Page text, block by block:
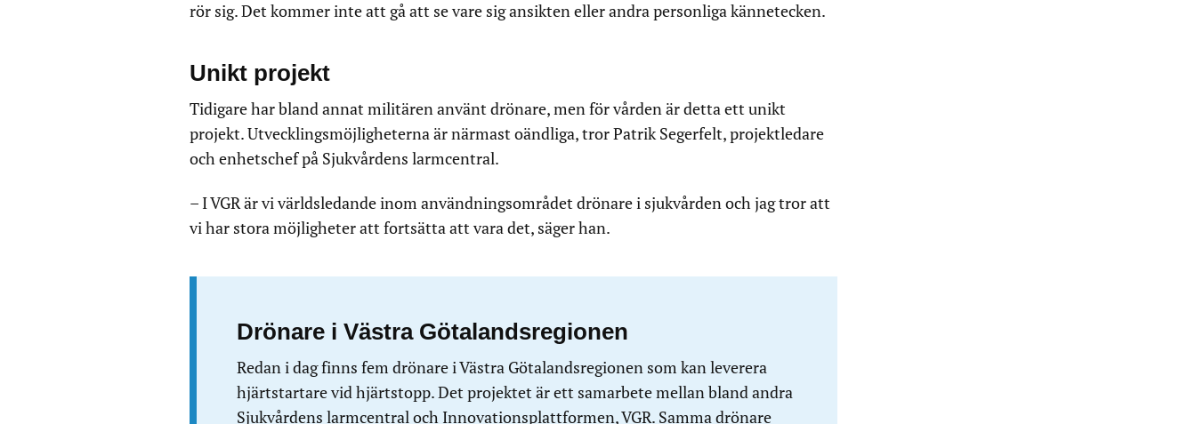
rör sig. Det kommer inte att gå att se vare sig ansikten eller andra personliga kännetecken.
Unikt projekt
Tidigare har bland annat militären använt drönare, men för vården är detta ett unikt
projekt. Utvecklingsmöjligheterna är närmast oändliga, tror Patrik Segerfelt, projektledare
och enhetschef på Sjukvårdens larmcentral.
– I VGR är vi världsledande inom användningsområdet drönare i sjukvården och jag tror att
vi har stora möjligheter att fortsätta att vara det, säger han.
Drönare i Västra Götalandsregionen
Redan i dag finns fem drönare i Västra Götalandsregionen som kan leverera
hjärtstartare vid hjärtstopp. Det projektet är ett samarbete mellan bland andra
Sjukvårdens larmcentral och Innovationsplattformen, VGR. Samma drönare